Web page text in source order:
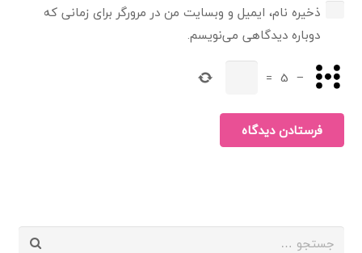
ذخیره نام، ایمیل و وبسایت من در مرورگر برای زمانی که
دوباره دیدگاهی می‌نویسم.
−
5
=
فرستادن دیدگاه
جستجو